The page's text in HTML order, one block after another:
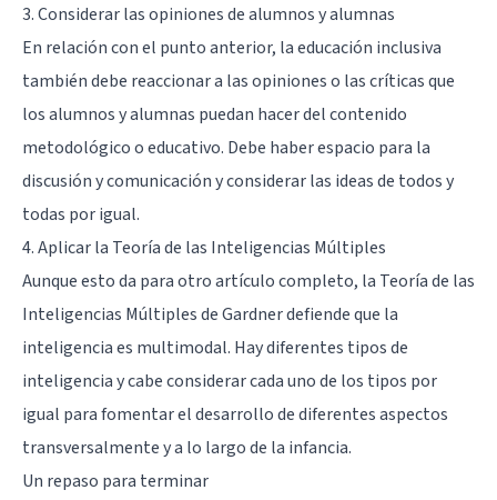
3. Considerar las opiniones de alumnos y alumnas
En relación con el punto anterior, la educación inclusiva
también debe reaccionar a las opiniones o las críticas que
los alumnos y alumnas puedan hacer del contenido
metodológico o educativo. Debe haber espacio para la
discusión y comunicación y considerar las ideas de todos y
todas por igual.
4. Aplicar la Teoría de las Inteligencias Múltiples
Aunque esto da para otro artículo completo, la Teoría de las
Inteligencias Múltiples de Gardner defiende que la
inteligencia es multimodal. Hay diferentes tipos de
inteligencia y cabe considerar cada uno de los tipos por
igual para fomentar el desarrollo de diferentes aspectos
transversalmente y a lo largo de la infancia.
Un repaso para terminar